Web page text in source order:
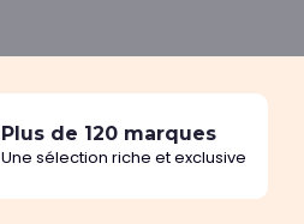
Plus de 120 marques
Une sélection riche et exclusive